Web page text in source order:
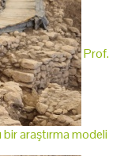
Prof.
araştırma modeli